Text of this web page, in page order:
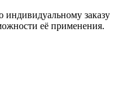
заказу
её применения.